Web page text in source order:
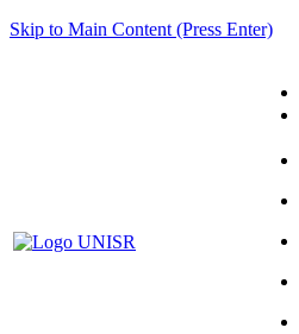
Skip to Main Content (Press Enter)